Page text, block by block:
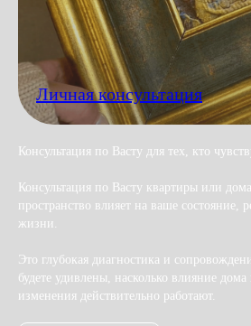
Личная консультация
Консультация по Васту для тех, кто
Консультация по Васту квартиры или
пространство влияет на ваше состояние,
жизни.
Это глубокая диагностика и
будете удивлены, насколько влияние
изменения действительно работают.